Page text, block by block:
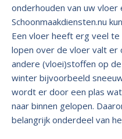
onderhouden van uw vloer
Schoonmaakdiensten.nu
Een vloer heeft erg veel
lopen over de vloer valt er
andere (vloei)stoffen op
winter bijvoorbeeld
wordt er door een plas
naar binnen gelopen.
belangrijk onderdeel van